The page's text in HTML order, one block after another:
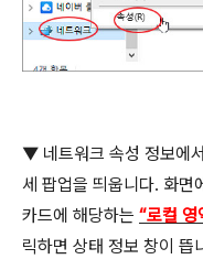
▼ 네트워크 속성 정보에
세 팝업을 띄웁니다. 화면
카드에 해당하는 “로컬 영
릭하면 상태 정보 창이 뜹